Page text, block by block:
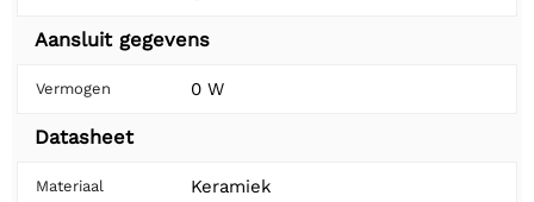
Aansluit gegevens
Vermogen 0 W
Datasheet
Materiaal Keramiek